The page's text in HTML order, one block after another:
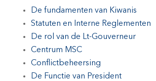
De fundamenten van Kiwanis
Statuten en Interne Reglementen
De rol van de Lt-Gouverneur
Centrum MSC
Conflictbeheersing
De Functie van President